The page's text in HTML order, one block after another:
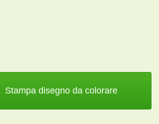
Stampa disegno da colorare